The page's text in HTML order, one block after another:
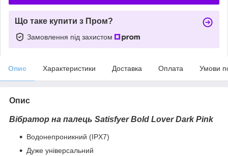
Що таке купити з Пром?
Замовлення під захистом
Опис Характеристики Доставка Оплата Умови
Опис
Вібратор на палець Satisfyer Bold Lover Dark Pink
Водонепроникний (IPX7)
Дуже універсальний